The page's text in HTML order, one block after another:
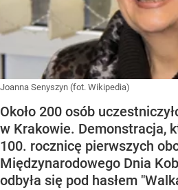
Joanna Senyszyn (fot. Wikipedia)
Około 200 osób
w Krakowie. Demonstracja,
100. rocznicę pierwszych
Międzynarodowego Dnia
odbyła się pod hasłem